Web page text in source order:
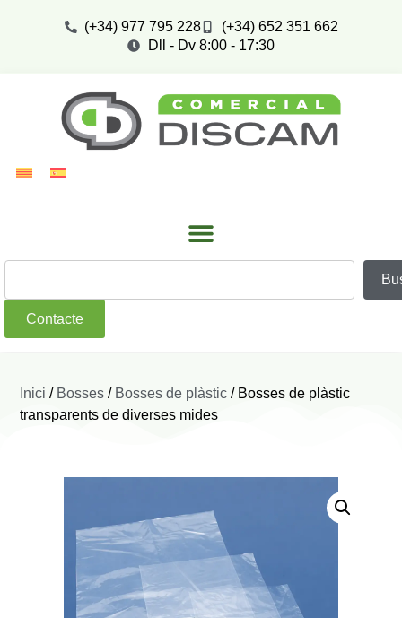
(+34) 977 795 228
(+34) 652 351 662
Dll - Dv 8:00 - 17:30
Contacte
Inici / Bosses / Bosses de plàstic / Bosses de plàstic
transparents de diverses mides